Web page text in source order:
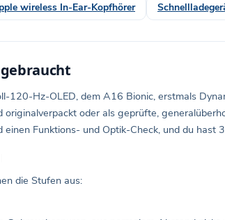
wireless In-Ear-Kopfhörer
Hz-OLED, dem A16 Bionic, erstmals
oder als geprüfte,
Funktions- und Optik-Check, und du hast
die Stufen aus: